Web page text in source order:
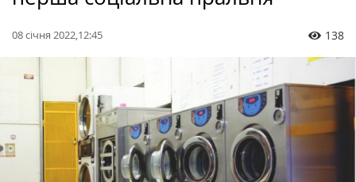
08 січня 2022,12:45 138